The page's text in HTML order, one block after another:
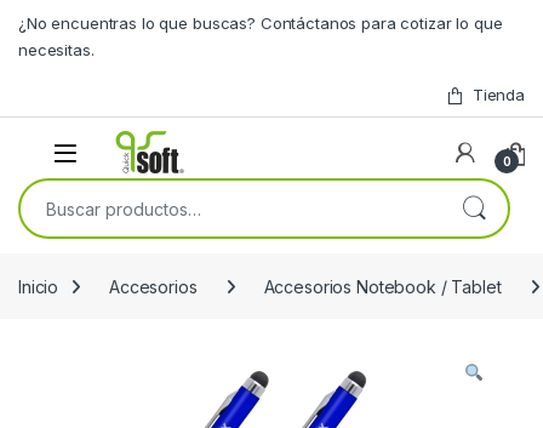
¿No encuentras lo que buscas? Contáctanos para cotizar lo que
necesitas.
Tienda
0
Buscar por:
Inicio Accesorios Accesorios Notebook / Tablet